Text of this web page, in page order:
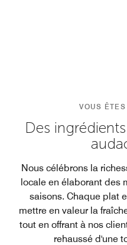
VOUS
Des
Nous célébrons la
locale en élaborant des
saisons. Chaque plat
mettre en valeur la
tout en offrant à nos
rehaussé d'une